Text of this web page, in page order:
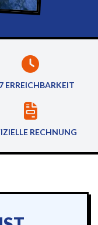
ERREICHBARKEIT
RECHNUNG